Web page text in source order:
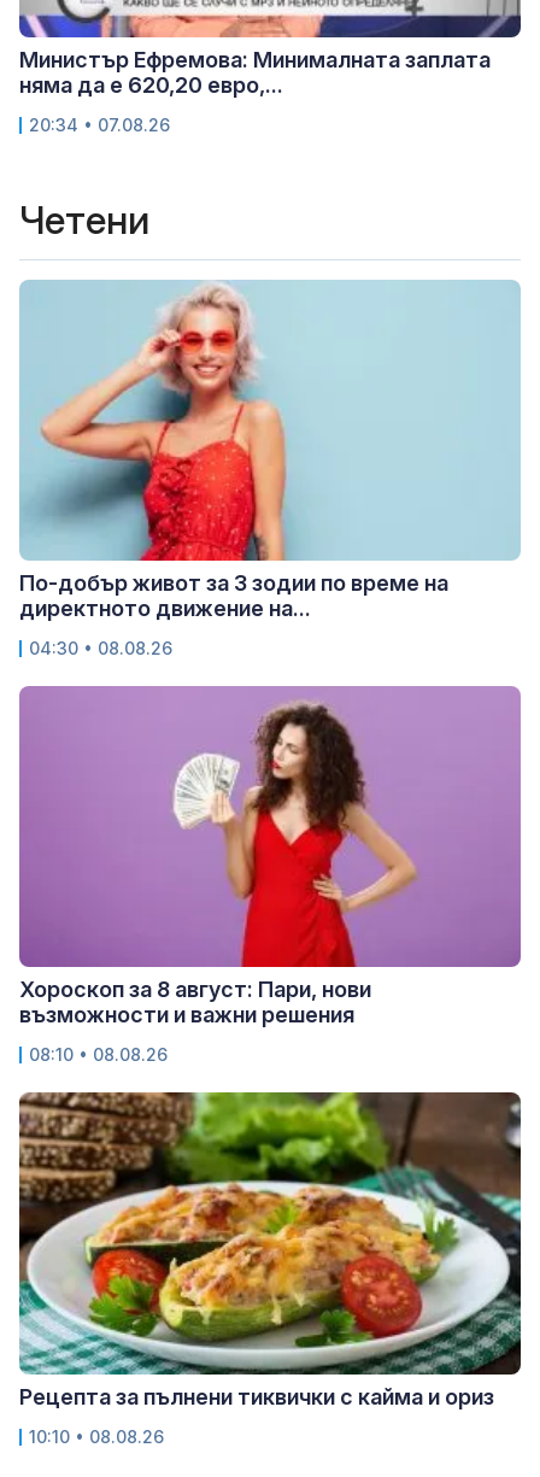
Министър Ефремова: Минималната заплата
няма да е 620,20 евро,...
20:34 • 07.08.26
Четени
По-добър живот за 3 зодии по време на
директното движение на...
04:30 • 08.08.26
Хороскоп за 8 август: Пари, нови
възможности и важни решения
08:10 • 08.08.26
Рецепта за пълнени тиквички с кайма и ориз
10:10 • 08.08.26